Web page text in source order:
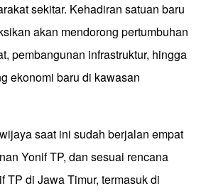
sekitar. Kehadiran satuan baru
akan mendorong pertumbuhan
pembangunan infrastruktur, hingga
ekonomi baru di kawasan
saat ini sudah berjalan empat
Yonif TP, dan sesuai rencana
TP di Jawa Timur, termasuk di